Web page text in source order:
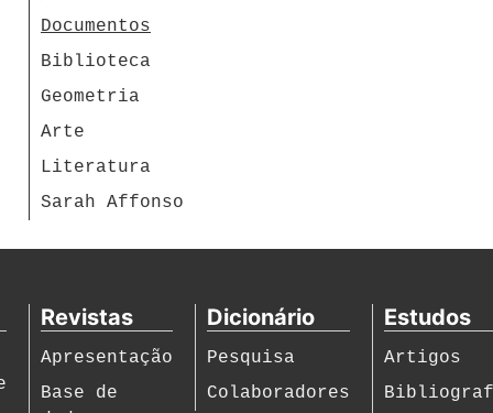
Documentos
Biblioteca
Geometria
Arte
Literatura
Sarah Affonso
Revistas
Apresentação
Base de
Dicionário
Pesquisa
Colaboradores
Estudos
Artigos